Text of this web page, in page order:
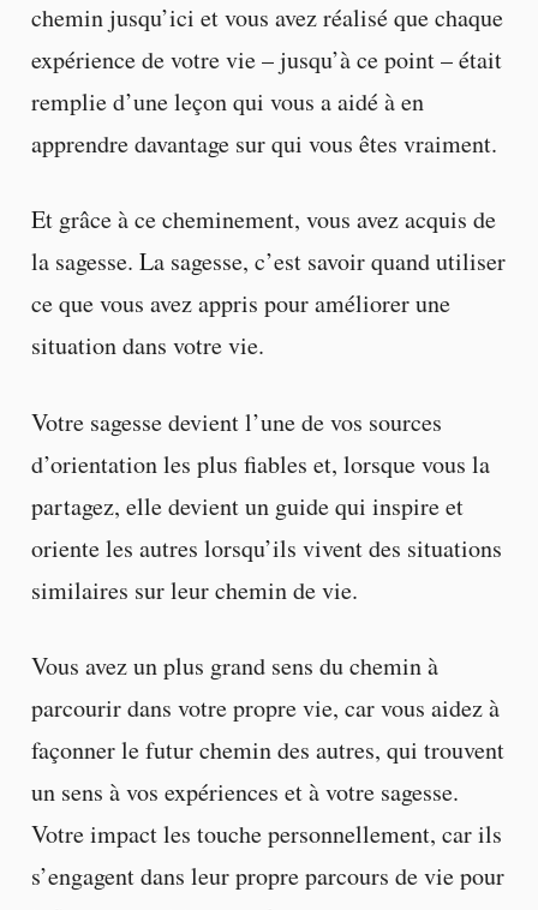
chemin jusqu’ici et vous avez réalisé que chaque
expérience de votre vie – jusqu’à ce point – était
remplie d’une leçon qui vous a aidé à en
apprendre davantage sur qui vous êtes vraiment.
Et grâce à ce cheminement, vous avez acquis de
la sagesse. La sagesse, c’est savoir quand utiliser
ce que vous avez appris pour améliorer une
situation dans votre vie.
Votre sagesse devient l’une de vos sources
d’orientation les plus fiables et, lorsque vous la
partagez, elle devient un guide qui inspire et
oriente les autres lorsqu’ils vivent des situations
similaires sur leur chemin de vie.
Vous avez un plus grand sens du chemin à
parcourir dans votre propre vie, car vous aidez à
façonner le futur chemin des autres, qui trouvent
un sens à vos expériences et à votre sagesse.
Votre impact les touche personnellement, car ils
s’engagent dans leur propre parcours de vie pour